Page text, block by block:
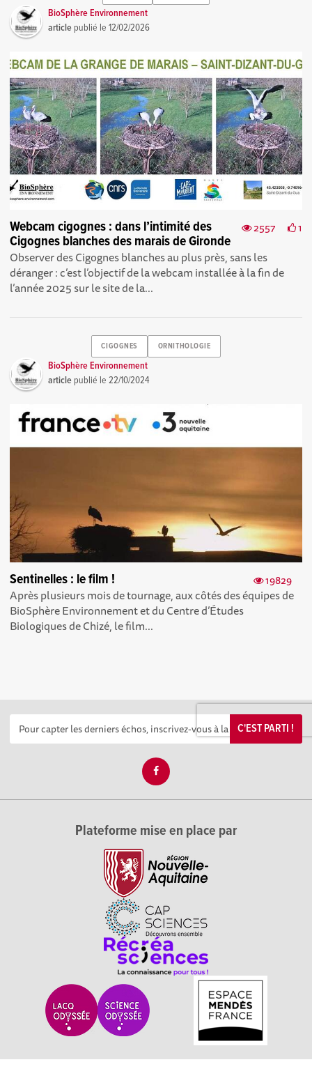
BioSphère Environnement
article publié le12/02/2026
2557 1
Webcam cigognes : dans l’intimité des
Cigognes blanches des marais de Gironde
Observer des Cigognes blanches au plus près, sans les
déranger : c’est l’objectif de la webcam installée à la fin de
l’année 2025 sur le site de la...
CIGOGNES ORNITHOLOGIE
BioSphère Environnement
article publié le22/10/2024
19829
Sentinelles : le film !
Après plusieurs mois de tournage, aux côtés des équipes de
BioSphère Environnement et du Centre d’Études
Biologiques de Chizé, le film...
C'EST PARTI !
Plateforme mise en place par